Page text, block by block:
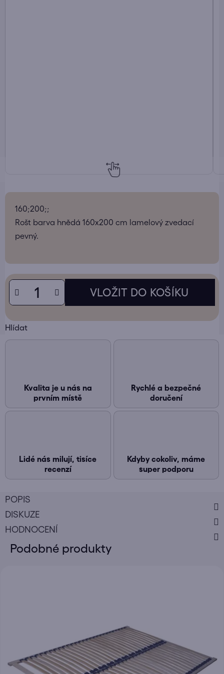
160;200;;
Rošt barva hnědá 160x200 cm lamelový zvedací
pevný.
Hlídat
Kvalita je u nás na
prvním místě
Rychlé a bezpečné
doručení
Lidé nás milují, tisíce
recenzí
Kdyby cokoliv, máme
super podporu
POPIS
DISKUZE
HODNOCENÍ
Podobné produkty